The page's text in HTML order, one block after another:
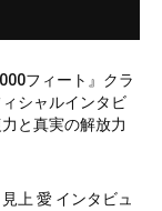
フィート』クラ
シャルインタビ
と真実の解放力
上 愛 インタビュ